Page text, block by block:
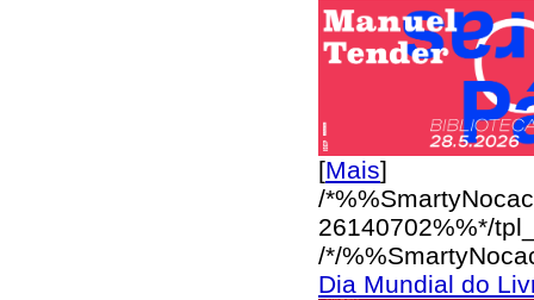
[Mais]
/
26140702%%*/
/*/
Dia Mundial do